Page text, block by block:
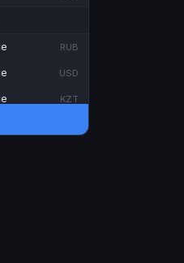
RUB
USD
KZT